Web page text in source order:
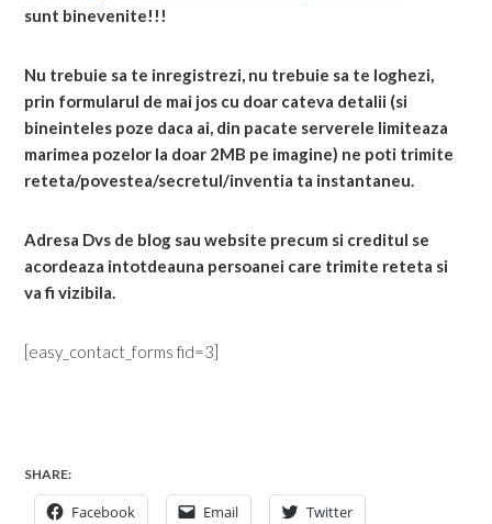
sunt binevenite!!!
Nu trebuie sa te inregistrezi, nu trebuie sa te loghezi,
prin formularul de mai jos cu doar cateva detalii (si
bineinteles poze daca ai, din pacate serverele limiteaza
marimea pozelor la doar 2MB pe imagine) ne poti trimite
reteta/povestea/secretul/inventia ta instantaneu.
Adresa Dvs de blog sau website precum si creditul se
acordeaza intotdeauna persoanei care trimite reteta si
va fi vizibila.
[easy_contact_forms fid=3]
SHARE:
Facebook Email Twitter